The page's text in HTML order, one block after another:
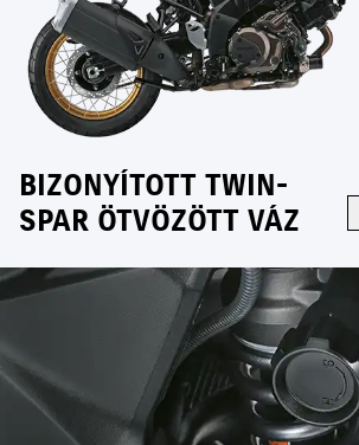
BIZONYÍTOTT TWIN-
SPAR ÖTVÖZÖTT VÁZ